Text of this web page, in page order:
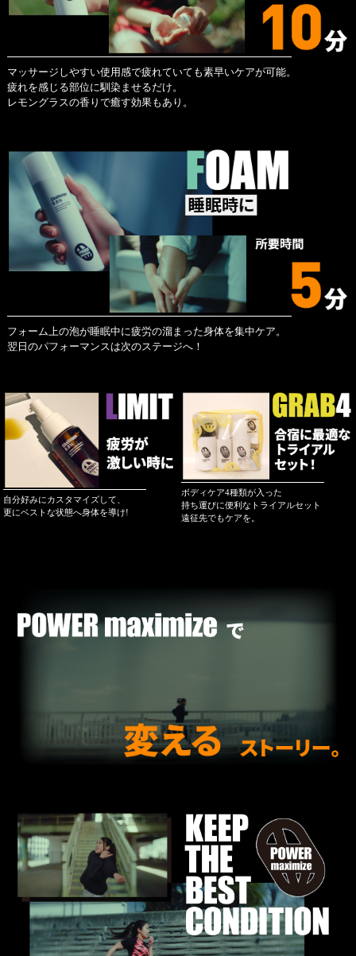
マッサージしやすい使用感で疲れていても素早いケアが可能。
疲れを感じる部位に馴染ませるだけ。
レモングラスの香りで癒す効果もあり。
フォーム上の泡が睡眠中に疲労の溜まった身体を集中ケア。
翌日のパフォーマンスは次のステージへ！
自分好みにカスタマイズして、
更にベストな状態へ身体を導け!
ボディケア4種類が入った
持ち運びに便利なトライアルセット
遠征先でもケアを。